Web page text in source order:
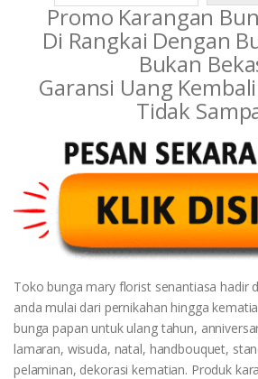
Promo Karangan
Di Rangkai Dengan
Bukan
Garansi Uang
Tidak
Toko bunga mary florist senantiasa hadir
anda mulai dari pernikahan hingga
bunga papan untuk ulang tahun,
lamaran, wisuda, natal, handbouquet,
pelaminan, dekorasi kematian. Produk